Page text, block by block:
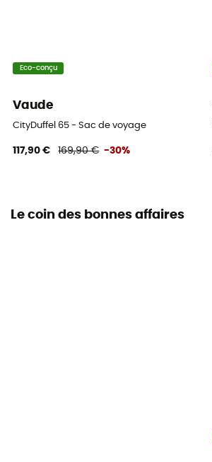
Eco-conçu
Vaude
CityDuffel 65 - Sac de voyage
117,90 € 169,90 € -30%
Le coin des bonnes affaires